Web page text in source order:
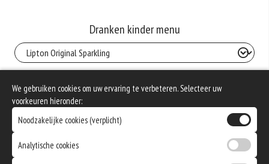
Dranken kinder menu
We gebruiken cookies om uw ervaring te verbeteren. Selecteer uw
voorkeuren hieronder:
Noodzakelijke cookies (verplicht)
Analytische cookies